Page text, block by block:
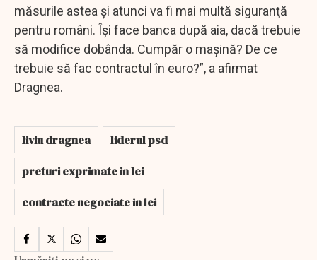
măsurile astea şi atunci va fi mai multă siguranţă
pentru români. Îşi face banca după aia, dacă trebuie
să modifice dobânda. Cumpăr o maşină? De ce
trebuie să fac contractul în euro?”, a afirmat
Dragnea.
liviu dragnea
liderul psd
preturi exprimate in lei
contracte negociate in lei